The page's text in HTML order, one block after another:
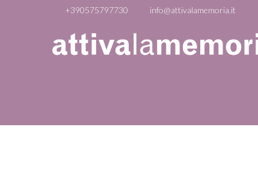
+390575797730 info@attivalamemoria.it